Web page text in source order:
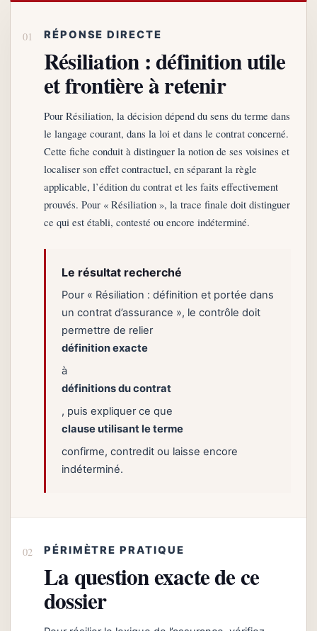
RÉPONSE DIRECTE
Résiliation : définition utile
et frontière à retenir
Pour Résiliation, la décision dépend du sens du terme dans
le langage courant, dans la loi et dans le contrat concerné.
Cette fiche conduit à distinguer la notion de ses voisines et
localiser son effet contractuel, en séparant la règle
applicable, l’édition du contrat et les faits effectivement
prouvés. Pour « Résiliation », la trace finale doit distinguer
ce qui est établi, contesté ou encore indéterminé.
Le résultat recherché
Pour « Résiliation : définition et portée dans
un contrat d’assurance », le contrôle doit
permettre de relier
définition exacte
à
définitions du contrat
, puis expliquer ce que
clause utilisant le terme
confirme, contredit ou laisse encore
indéterminé.
PÉRIMÈTRE PRATIQUE
La question exacte de ce
dossier